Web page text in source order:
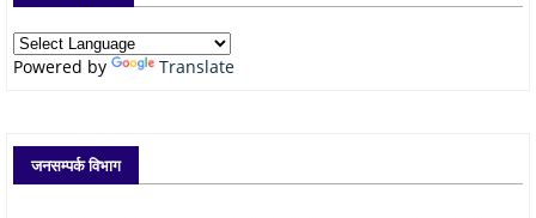
Powered by Translate
जनसम्पर्क विभाग